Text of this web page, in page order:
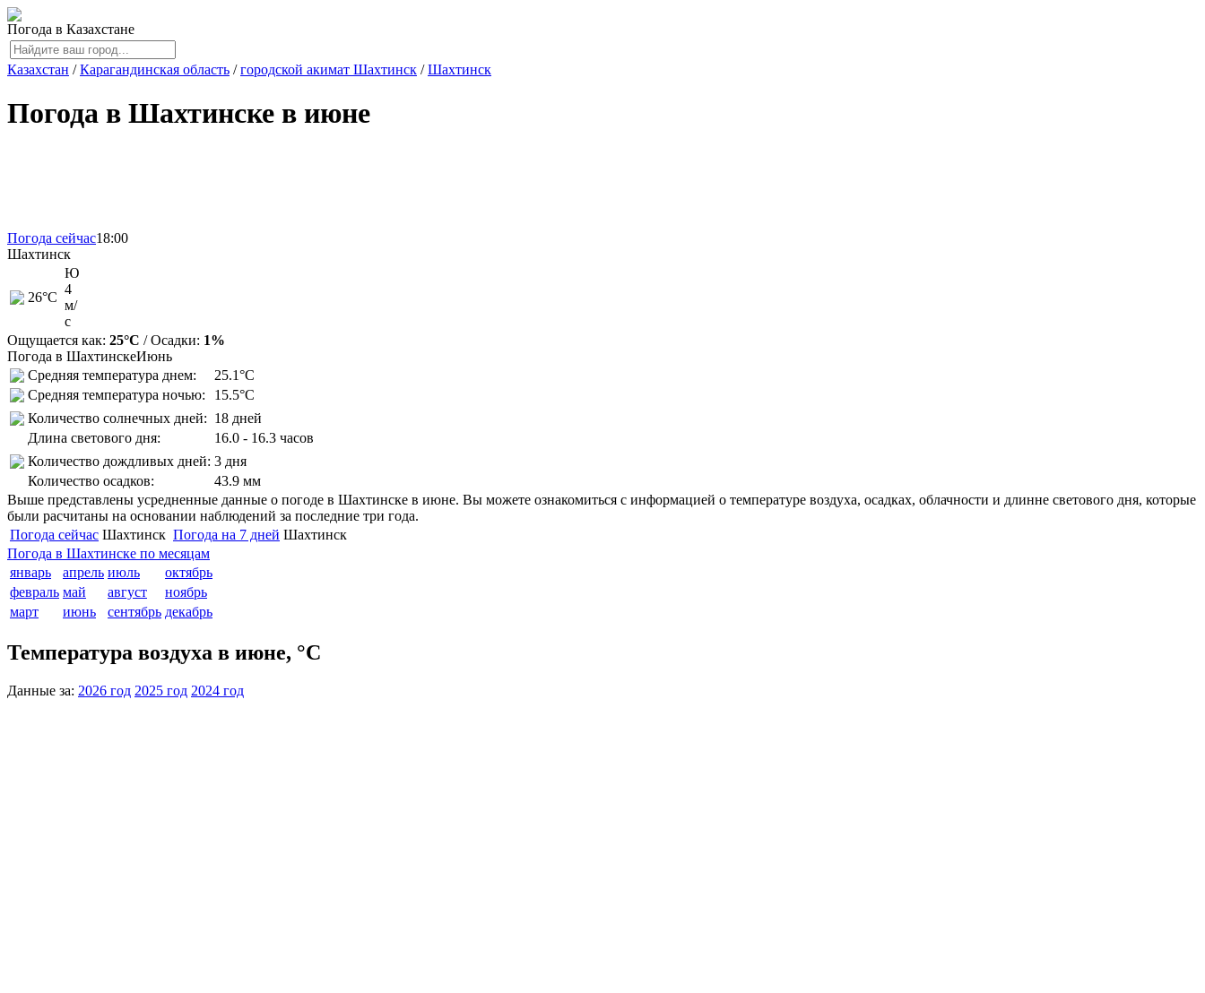
Погода в Казахстане
Казахстан / Карагандинская область / городской акимат Шахтинск / Шахтинск
Погода в Шахтинске в июне
Погода сейчас18:00
Шахтинск
26°C
Ю
4
м/
с
Ощущается как: 25°C / Осадки: 1%
Погода в ШахтинскеИюнь
Средняя температура днем:
25.1°C
Средняя температура ночью:
15.5°C
Количество солнечных дней: 18 дней
Длина светового дня:
16.0 - 16.3 часов
Количество дождливых дней: 3 дня
Количество осадков:
43.9 мм
Выше представлены усредненные данные о погоде в Шахтинске в июне. Вы можете ознакомиться с информацией о температуре воздуха, осадках, облачности и длинне светового дня, которые
были расчитаны на основании наблюдений за последние три года.
Погода сейчас Шахтинск Погода на 7 дней Шахтинск
Погода в Шахтинске по месяцам
январь
апрель июль
октябрь
февраль май август
ноябрь
март
июнь сентябрь декабрь
Температура воздуха в июне, °C
Данные за: 2026 год 2025 год 2024 год